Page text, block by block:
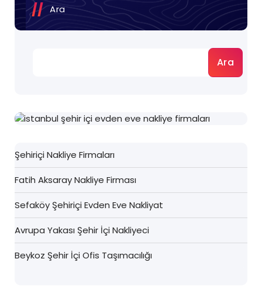
Ara
Ara
Şehiriçi Nakliye Firmaları
Fatih Aksaray Nakliye Firması
Sefaköy Şehiriçi Evden Eve Nakliyat
Avrupa Yakası Şehir İçi Nakliyeci
Beykoz Şehir İçi Ofis Taşımacılığı